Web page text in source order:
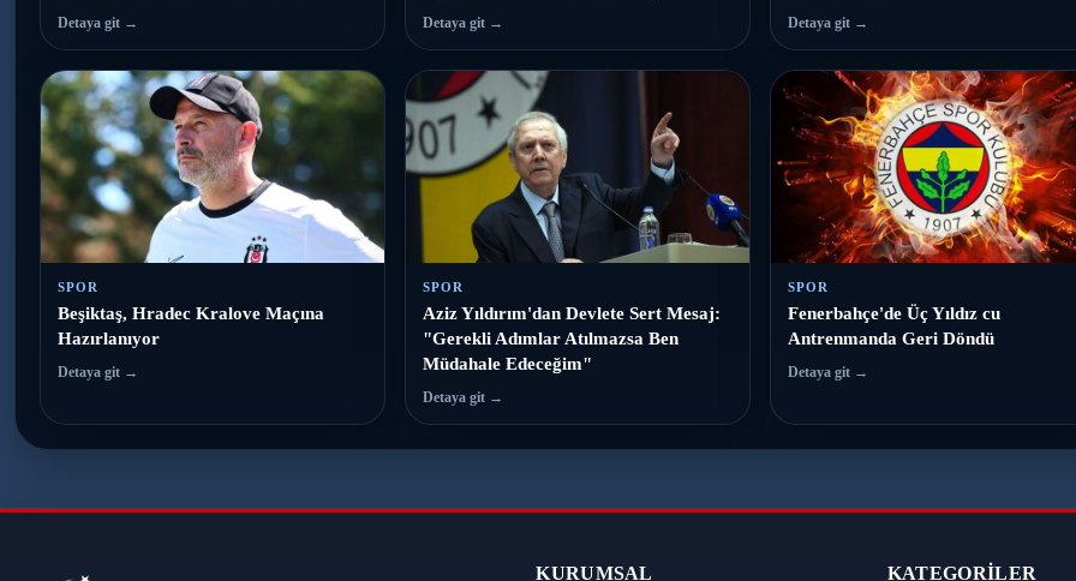
Detaya git → Detaya git → Detaya git →
SPOR
Beşiktaş, Hradec Kralove Maçına
Hazırlanıyor
Detaya git →
SPOR
Aziz Yıldırım'dan Devlete Sert Mesaj:
"Gerekli Adımlar Atılmazsa Ben
Müdahale Edeceğim"
Detaya git →
SPOR
Fenerbahçe'de Üç Yıldız cu
Antrenmanda Geri Döndü
Detaya git →
KURUMSAL KATEGORILER